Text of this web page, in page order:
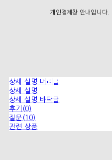
개인결제창 안내입니다.
상세 설명 머리글
상세 설명
상세 설명 바닥글
후기(0)
질문(10)
관련 상품